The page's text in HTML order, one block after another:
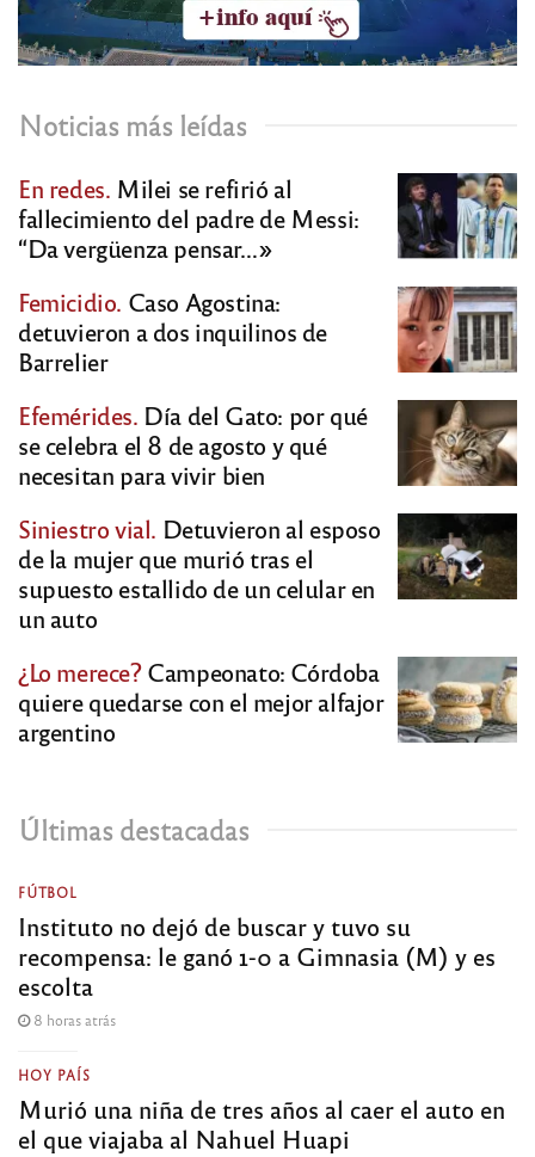
Noticias más leídas
En redes. Milei se refirió al
fallecimiento del padre de Messi:
“Da vergüenza pensar…»
Femicidio. Caso Agostina:
detuvieron a dos inquilinos de
Barrelier
Efemérides. Día del Gato: por qué
se celebra el 8 de agosto y qué
necesitan para vivir bien
Siniestro vial. Detuvieron al esposo
de la mujer que murió tras el
supuesto estallido de un celular en
un auto
¿Lo merece?Campeonato: Córdoba
quiere quedarse con el mejor alfajor
argentino
Últimas destacadas
FÚTBOL
Instituto no dejó de buscar y tuvo su
recompensa: le ganó 1-0 a Gimnasia (M) y es
escolta
8 horas atrás
HOY PAÍS
Murió una niña de tres años al caer el auto en
el que viajaba al Nahuel Huapi